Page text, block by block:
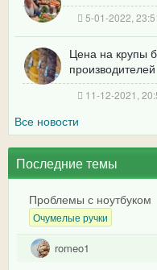
5-01-2022,
Цена на крупы
производителей
11-12-2021,
Все новости
Последние темы
Проблемы с ноутбуком
Очумелые ручки
romeo1